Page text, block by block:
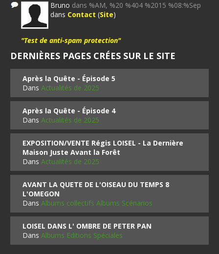
Bruno dans %AM, %20 %404 %2015 %08:%Sep
dans Contact (Site)
"Test de anti-spam protection"
DERNIÈRES PAGES CRÉES SUR LE SITE
Après la Quête - Épisode 5
DansActualités de 2025
Après la Quête - Épisode 4
DansActualités de 2025
EXPOSITION/VENTE Régis LOISEL - La Dernière
Maison Juste Avant la Forêt
DansActualités de 2025
AVANT LA QUETE DE L'OISEAU DU TEMPS 8
L'OMEGON
DansAlbums collectifs Albums Scénarios
LOISEL DANS L' OMBRE DE PETER PAN
DansAlbums Editions Spéciales